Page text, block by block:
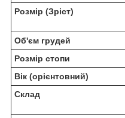
Розмір (Зріст)
Об'єм грудей
Розмір стопи
Вік (орієнтовний)
Склад